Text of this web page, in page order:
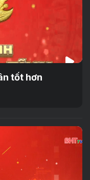
tốt hơn